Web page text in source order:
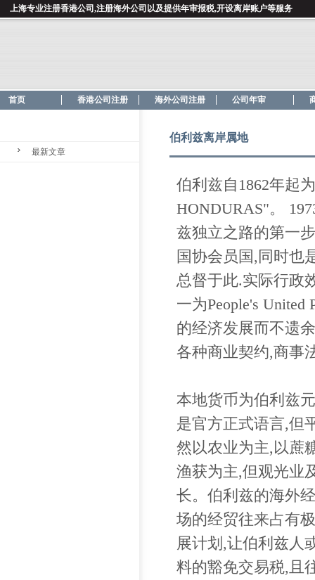
上海专业注册香港公司,注册海外公司以及提供年审报税,开设离岸账户等服务
首页 香港公司注册 海外公司注册 公司年审
最新文章
伯利兹离岸属地
伯利兹自1862年起
HONDURAS"。
兹独立之路的第一
国协会员国,同时也
总督于此.实际行政
一为People's
的经济发展而不遗
各种商业契约,商事
本地货币为伯利兹
是官方正式语言,但
然以农业为主,以蔗
渔获为主,但观光业
长。伯利兹的海外
场的经贸往来占有
展计划,让伯利兹人
料的豁免交易税,且